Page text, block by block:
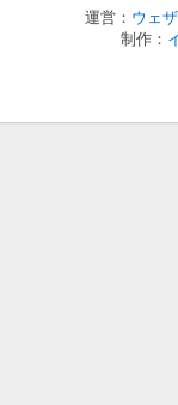
運営： ウェ
制作：